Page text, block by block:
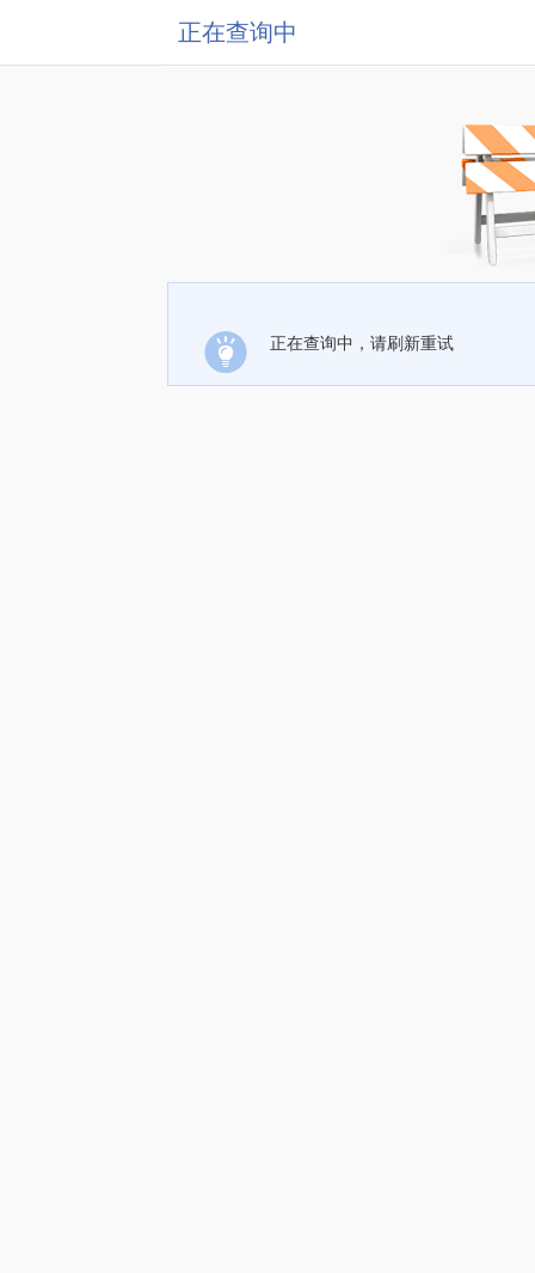
正在查询中
正在查询中，请刷新重试